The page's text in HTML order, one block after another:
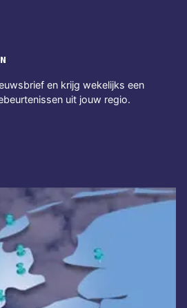
en krijg wekelijks een
uit jouw regio.